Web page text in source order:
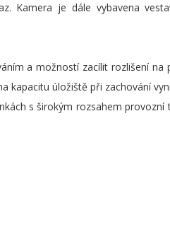
Kamera je dále vybavena
a možností zacílit rozlišení na
kapacitu úložiště při zachování
s širokým rozsahem provozní